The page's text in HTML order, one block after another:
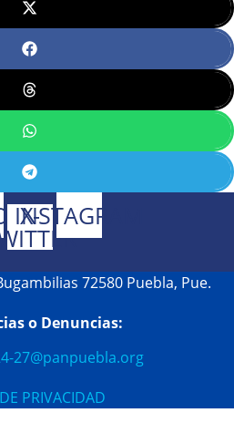
X-
INSTAGRAM
72580 Puebla, Pue.
o Denuncias:
27@panpuebla.org
PRIVACIDAD